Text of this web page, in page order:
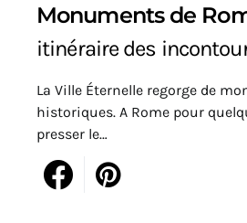
Monuments de
itinéraire des
La Ville Éternelle regorge de
historiques. A Rome pour
presser le…